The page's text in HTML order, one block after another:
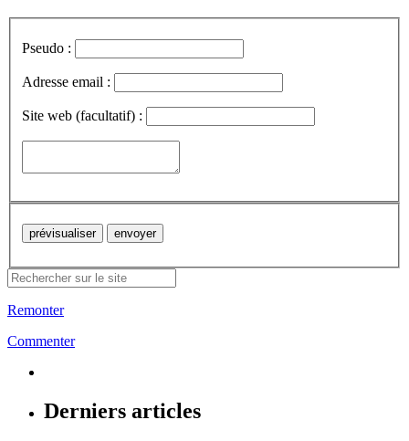
Pseudo :
Adresse email :
Site web (facultatif) :
Remonter
Commenter
Derniers articles